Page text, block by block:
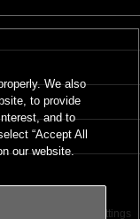
シー Cookies Settings
We also
to provide
and to
“Accept All
our website.